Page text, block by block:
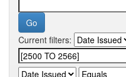
Current filters: